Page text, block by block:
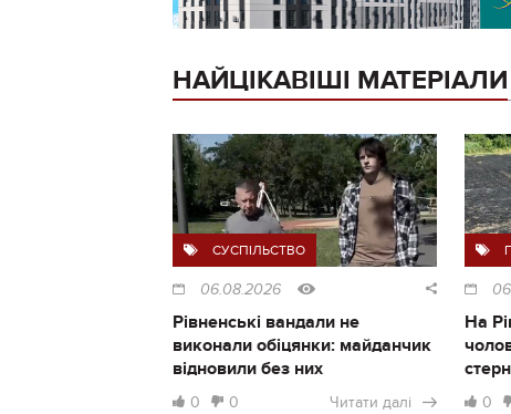
НАЙЦІКАВІШІ МАТЕРІАЛИ
СУСПІЛЬСТВО
06.08.2026
Рівненські вандали не
виконали обіцянки: майданчик
відновили без них
0 0 Читати далі
На
0